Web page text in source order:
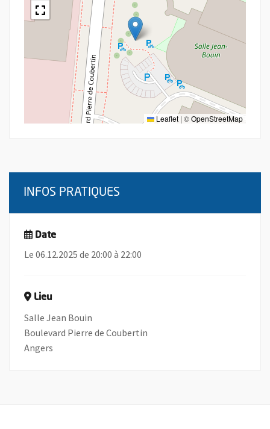
Leaflet | ©OpenStreetMap
INFOS PRATIQUES
Date
Le 06.12.2025 de 20:00 à 22:00
Lieu
Salle Jean Bouin
Boulevard Pierre de Coubertin
Angers